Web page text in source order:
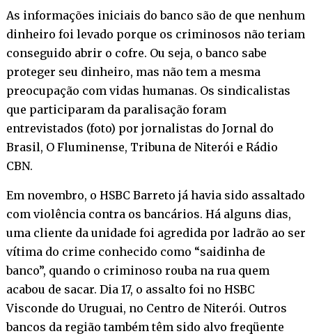
As informações iniciais do banco são de que nenhum
dinheiro foi levado porque os criminosos não teriam
conseguido abrir o cofre. Ou seja, o banco sabe
proteger seu dinheiro, mas não tem a mesma
preocupação com vidas humanas. Os sindicalistas
que participaram da paralisação foram
entrevistados (foto) por jornalistas do Jornal do
Brasil, O Fluminense, Tribuna de Niterói e Rádio
CBN.
Em novembro, o HSBC Barreto já havia sido assaltado
com violência contra os bancários. Há alguns dias,
uma cliente da unidade foi agredida por ladrão ao ser
vítima do crime conhecido como “saidinha de
banco”, quando o criminoso rouba na rua quem
acabou de sacar. Dia 17, o assalto foi no HSBC
Visconde do Uruguai, no Centro de Niterói. Outros
bancos da região também têm sido alvo freqüente